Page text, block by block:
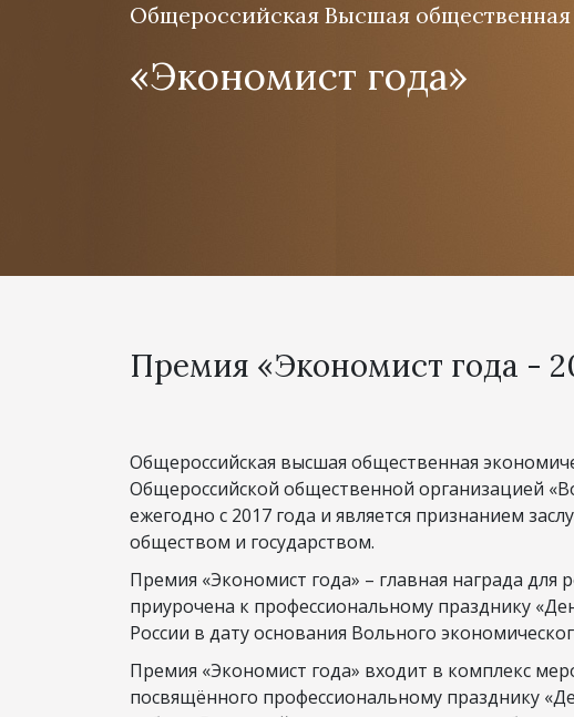
Общероссийская Высшая
«Экономист года»
Премия «Экономист года -
Общероссийская высшая общественная
Общероссийской общественной организацией
ежегодно с 2017 года и является признанием
обществом и государством.
Премия «Экономист года» – главная награда для
приурочена к профессиональному празднику
России в дату основания Вольного
Премия «Экономист года» входит в комплекс
посвящённого профессиональному празднику